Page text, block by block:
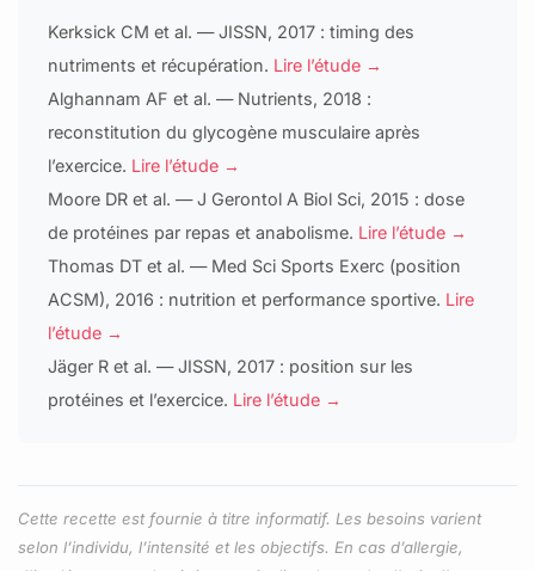
Kerksick CM et al. — JISSN, 2017 : timing des
nutriments et récupération. Lire l’étude →
Alghannam AF et al. — Nutrients, 2018 :
reconstitution du glycogène musculaire après
l’exercice. Lire l’étude →
Moore DR et al. — J Gerontol A Biol Sci, 2015 : dose
de protéines par repas et anabolisme. Lire l’étude →
Thomas DT et al. — Med Sci Sports Exerc (position
ACSM), 2016 : nutrition et performance sportive. Lire
l’étude →
Jäger R et al. — JISSN, 2017 : position sur les
protéines et l’exercice. Lire l’étude →
Cette recette est fournie à titre informatif. Les besoins varient
selon l’individu, l’intensité et les objectifs. En cas d’allergie,